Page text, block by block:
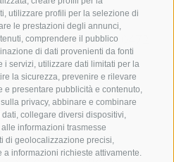
utilizzare profili per la selezione di
le prestazioni degli annunci,
comprendere il pubblico
di dati provenienti da fonti
i servizi, utilizzare dati limitati per la
la sicurezza, prevenire e rilevare
e presentare pubblicità e contenuto,
privacy, abbinare e combinare
collegare diversi dispositivi,
informazioni trasmesse
di geolocalizzazione precisi,
informazioni richieste attivamente.
0472 760608/+39 0472
ratschings.it